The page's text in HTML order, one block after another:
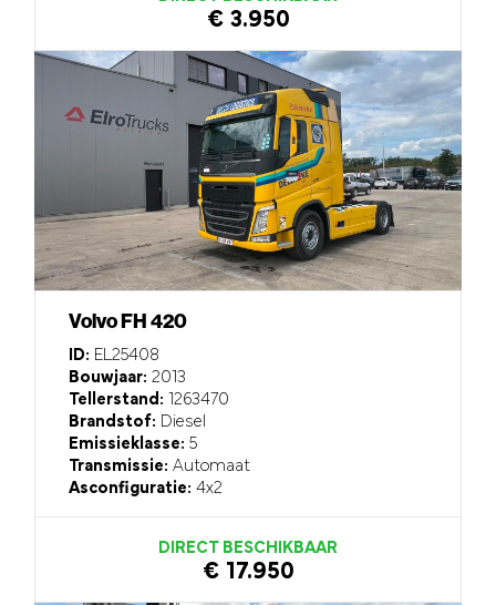
€ 3.950
Volvo FH 420
ID: EL25408
Bouwjaar: 2013
Tellerstand: 1263470
Brandstof: Diesel
Emissieklasse: 5
Transmissie: Automaat
Asconfiguratie: 4x2
DIRECT BESCHIKBAAR
€ 17.950